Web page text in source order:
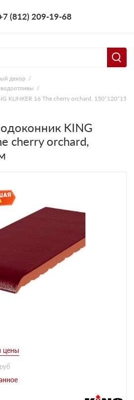
(812) 209-19-68
декор
KLINKER 16 The cherry orchard, 150*120*15
KING
cherry orchard,